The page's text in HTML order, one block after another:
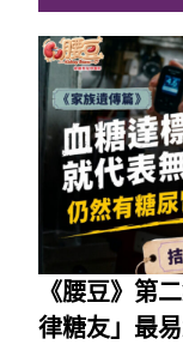
《腰豆》第
律糖友」最